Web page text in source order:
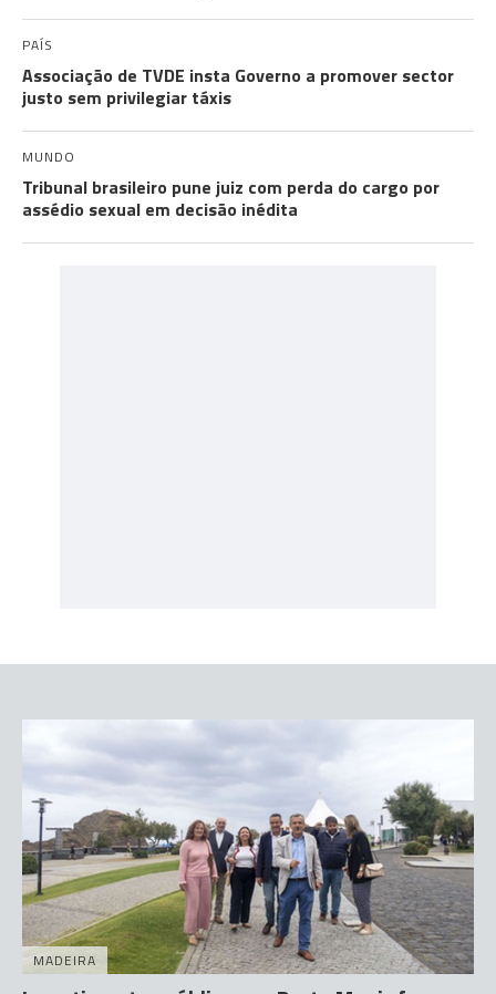
PAÍS
Associação de TVDE insta Governo a promover sector
justo sem privilegiar táxis
MUNDO
Tribunal brasileiro pune juiz com perda do cargo por
assédio sexual em decisão inédita
MADEIRA